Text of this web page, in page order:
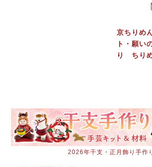
京ちりめ
ト・願い
り ちり
2026年干支・正月飾り手作